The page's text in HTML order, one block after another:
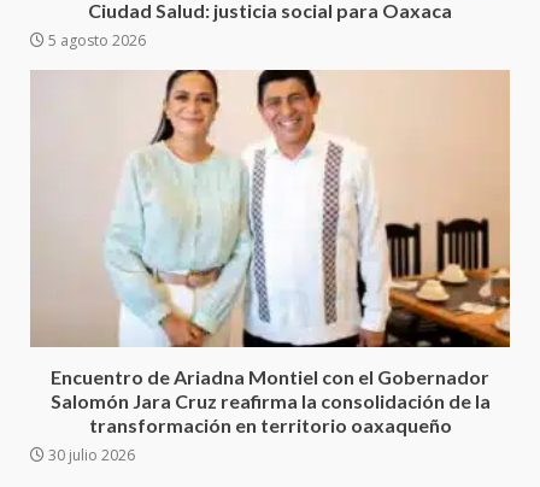
Ciudad Salud: justicia social para Oaxaca
5 agosto 2026
Encuentro de Ariadna Montiel con el Gobernador
Salomón Jara Cruz reafirma la consolidación de la
transformación en territorio oaxaqueño
30 julio 2026
presuntos delitos de
16 julio 2026
Sin paso carretera Oaxaca-
Cuacnopalan
26 junio 2026
Exhorta Poder Legislativo al
IEEPO y al Iocied a realizar una
evaluación técnica y estructural
integral de las instalaciones de la
Moisés Sáenz Garza
5 agosto 2026